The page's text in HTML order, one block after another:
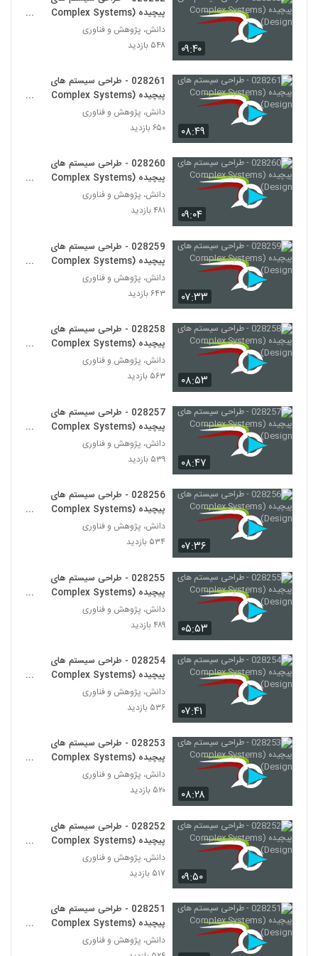
264
028275 - سیستم های سازگار پیچیده
(Complex Adaptive Systems)
265
(Complex Adaptive Systems)
۵۸۲ بازدید
028277 - سیستم های سازگار پیچیده
(Complex Adaptive Systems)
۵۳۲ بازدید
028278 - سیستم های سازگار پیچیده
268
(Complex Adaptive Systems)
۶۴۳ بازدید
269
028280 - سیستم های سازگار پیچیده
(Complex Adaptive Systems)
028281 - (Token Economics)
271
۴۴۸ بازدید
272
028283 - (Token Economics)
۴۷۰ بازدید
028284 - (Token Economics)
274
028285 - (Token Economics)
۳۳۹ بازدید
028286 - (Token Economics)
۴۲۲ بازدید
028287 - (Blockchain)
277
028288 - (Blockchain)
۳۸۷ بازدید
028289 - (Blockchain)
028290 - (Blockchain)
280
028291 - (Blockchain)
۴۰۲ بازدید
۰۹:۴۰
پیچیده (Complex Systems
Design)
دانش، پژوهش و فناوری
۵۴۸ بازدید
۰۸:۴۹
028261 - طراحی سیستم های
پیچیده (Complex Systems
Design)
دانش، پژوهش و فناوری
۶۵۰ بازدید
۰۹:۰۴
028260 - طراحی سیستم های
پیچیده (Complex Systems
Design)
دانش، پژوهش و فناوری
۴۸۱ بازدید
۰۷:۳۳
028259 - طراحی سیستم های
پیچیده (Complex Systems
Design)
دانش، پژوهش و فناوری
۶۴۳ بازدید
۰۸:۵۳
028258 - طراحی سیستم های
پیچیده (Complex Systems
Design)
دانش، پژوهش و فناوری
۵۶۳ بازدید
۰۸:۴۷
028257 - طراحی سیستم های
پیچیده (Complex Systems
Design)
دانش، پژوهش و فناوری
۵۳۹ بازدید
۰۷:۳۶
028256 - طراحی سیستم های
پیچیده (Complex Systems
Design)
دانش، پژوهش و فناوری
۵۳۴ بازدید
۰۵:۵۳
028255 - طراحی سیستم های
پیچیده (Complex Systems
Design)
دانش، پژوهش و فناوری
۴۸۹ بازدید
۰۷:۴۱
028254 - طراحی سیستم های
پیچیده (Complex Systems
Design)
دانش، پژوهش و فناوری
۵۳۶ بازدید
۰۸:۲۸
028253 - طراحی سیستم های
پیچیده (Complex Systems
Design)
دانش، پژوهش و فناوری
۵۲۰ بازدید
۰۹:۵۰
028252 - طراحی سیستم های
پیچیده (Complex Systems
Design)
دانش، پژوهش و فناوری
۵۱۷ بازدید
028251 - طراحی سیستم های
پیچیده (Complex Systems
Design)
دانش، پژوهش و فناوری